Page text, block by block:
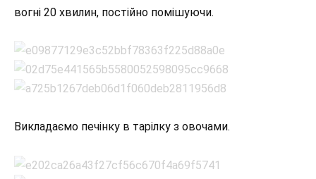
вогні 20 хвилин, постійно помішуючи.
Викладаємо печінку в тарілку з овочами.